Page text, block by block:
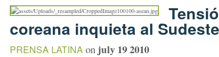
coreana inquieta al
PRENSA LATINA on july 19 2010